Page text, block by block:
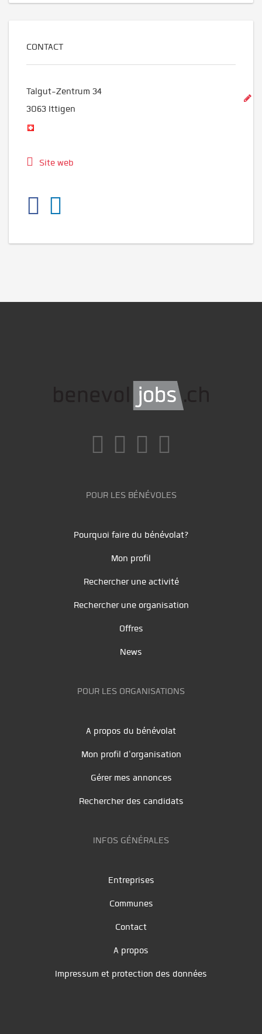
CONTACT
Talgut-Zentrum 34
3063 Ittigen
Site web
POUR LES BÉNÉVOLES
Pourquoi faire du bénévolat?
Mon profil
Rechercher une activité
Rechercher une organisation
Offres
News
POUR LES ORGANISATIONS
A propos du bénévolat
Mon profil d'organisation
Gérer mes annonces
Rechercher des candidats
INFOS GÉNÉRALES
Entreprises
Communes
Contact
A propos
Impressum et protection des données